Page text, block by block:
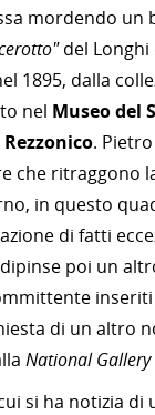
mordendo un
del Longhi
1895, dalla
nel Museo del
.
che ritraggono
in questo
di fatti
poi un
di un altro
National Gallery
si ha notizia di